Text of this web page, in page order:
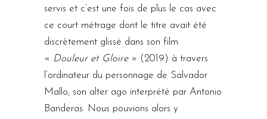
servis et c’est une fois de plus le cas avec
ce court métrage dont le titre avait été
discrètement glissé dans son film
« Douleur et Gloire» (2019) à travers
l’ordinateur du personnage de Salvador
Mallo, son alter ago interprété par Antonio
Banderas. Nous pouvions alors y